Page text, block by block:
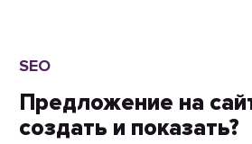
SEO
Предложение на
создать и показать?